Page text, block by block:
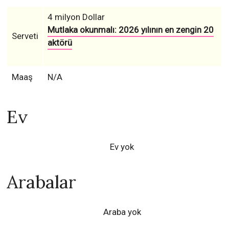
Serveti
4 milyon Dollar
Mutlaka okunmalı: 2026 yılının en zengin 20
aktörü
Maaş N/A
Ev
Ev yok
Arabalar
Araba yok